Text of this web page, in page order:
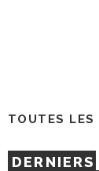
TOUTES LES
DERNIERS